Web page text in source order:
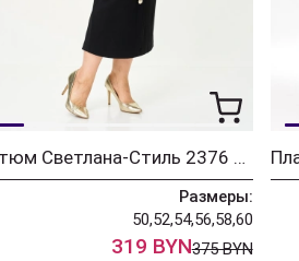
Костюм Светлана-Стиль 2376 черный
Размеры:
50,52,54,56,58,60
319 BYN375 BYN